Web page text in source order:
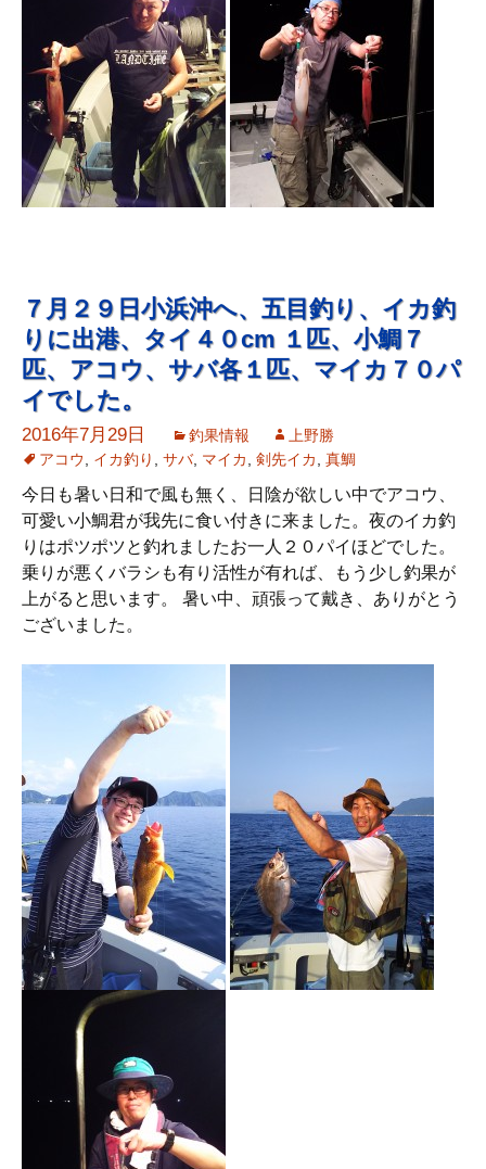
７月２９日小浜沖へ、五目釣り、イカ釣
りに出港、タイ４０cm １匹、小鯛７
匹、アコウ、サバ各１匹、マイカ７０パ
イでした。
2016年7月29日 釣果情報
上野勝
アコウ
イカ釣り サバ, マイカ 剣先イカ 真鯛
今日も暑い日和で風も無く、日陰が欲しい中でアコウ、
可愛い小鯛君が我先に食い付きに来ました。夜のイカ釣
りはポツポツと釣れましたお一人２０パイほどでした。
乗りが悪くバラシも有り活性が有れば、もう少し釣果が
上がると思います。 暑い中、頑張って戴き、ありがとう
ございました。